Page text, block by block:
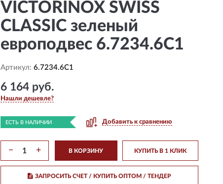
VICTORINOX SWISS
CLASSIC зеленый
европодвес 6.7234.6C1
Артикул: 6.7234.6C1
6 164 руб.
Нашли дешевле?
ЕСТЬ В НАЛИЧИИ Добавить к сравнению
− + В КОРЗИНУ КУПИТЬ В 1 КЛИК
ЗАПРОСИТЬ СЧЕТ / КУПИТЬ ОПТОМ/ ТЕНДЕР